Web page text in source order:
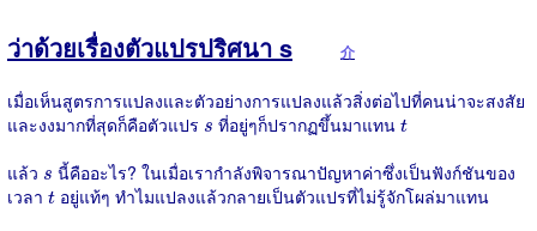
ว่าด้วยเรื่องตัวแปรปริศนา s 介
เมื่อเห็นสูตรการแปลงและตัวอย่างการแปลงแล้วสิ่งต่อไปที่คนน่าจะสงสัย
และงงมากที่สุดก็คือตัวแปร s
s ที่อยู่ๆก็ปรากฏขึ้นมาแทน t
t
แล้ว s
s นี้คืออะไร? ในเมื่อเรากำลังพิจารณาปัญหาค่าซึ่งเป็นฟังก์ชันของ
เวลา t
t อยู่แท้ๆ ทำไมแปลงแล้วกลายเป็นตัวแปรที่ไม่รู้จักโผล่มาแทน